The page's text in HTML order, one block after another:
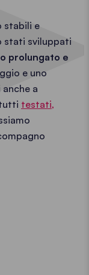
stabili e
stati sviluppati
prolungato e
e uno
a
testati,